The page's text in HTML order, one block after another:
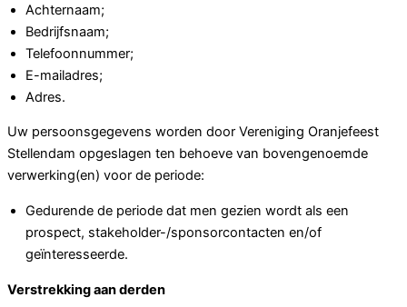
Achternaam;
Bedrijfsnaam;
Telefoonnummer;
E-mailadres;
Adres.
Uw persoonsgegevens worden door Vereniging Oranjefeest
Stellendam opgeslagen ten behoeve van bovengenoemde
verwerking(en) voor de periode:
Gedurende de periode dat men gezien wordt als een
prospect, stakeholder-/sponsorcontacten en/of
geïnteresseerde.
Verstrekking aan derden